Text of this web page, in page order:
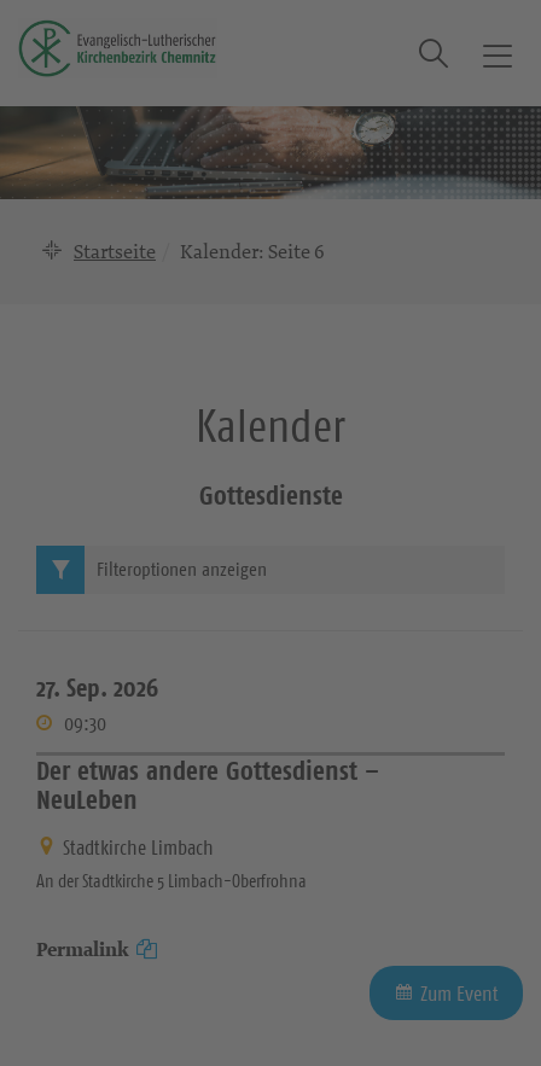
T
g
g
l
Suche
Startseite Kalender: Seite 6
Kalender
Gottesdienste
27. Sep. 2026
09:30
Der etwas andere Gottesdienst –
NeuLeben
Stadtkirche Limbach
An der Stadtkirche 5 Limbach-Oberfrohna
Permalink
Zum Event
Filteroptionen anzeigen